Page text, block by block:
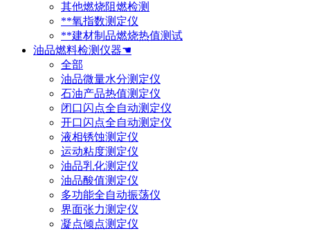
其他燃烧阻燃检测
**氧指数测定仪
**建材制品燃烧热值测试
油品燃料检测仪器☚
全部
油品微量水分测定仪
石油产品热值测定仪
闭口闪点全自动测定仪
开口闪点全自动测定仪
液相锈蚀测定仪
运动粘度测定仪
油品乳化测定仪
油品酸值测定仪
多功能全自动振荡仪
界面张力测定仪
凝点倾点测定仪